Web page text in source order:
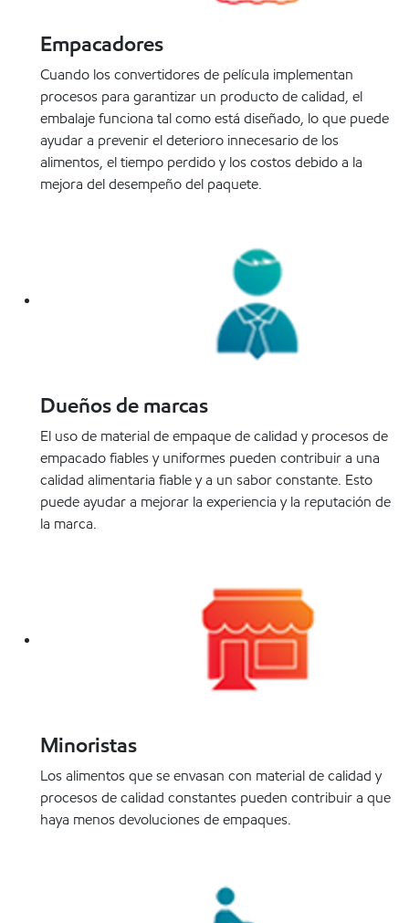
Empacadores
Cuando los convertidores de película implementan
procesos para garantizar un producto de calidad, el
embalaje funciona tal como está diseñado, lo que puede
ayudar a prevenir el deterioro innecesario de los
alimentos, el tiempo perdido y los costos debido a la
mejora del desempeño del paquete.
Dueños de marcas
El uso de material de empaque de calidad y procesos de
empacado fiables y uniformes pueden contribuir a una
calidad alimentaria fiable y a un sabor constante. Esto
puede ayudar a mejorar la experiencia y la reputación de
la marca.
Minoristas
Los alimentos que se envasan con material de calidad y
procesos de calidad constantes pueden contribuir a que
haya menos devoluciones de empaques.